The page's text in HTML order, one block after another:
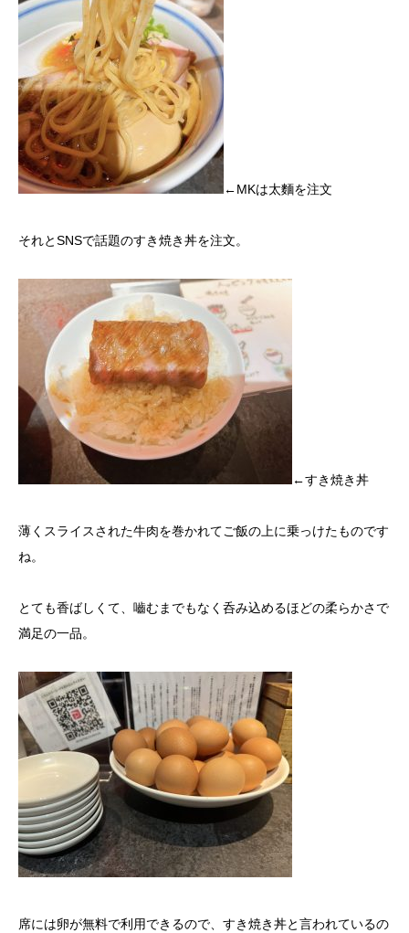
←MKは太麵を注文
それとSNSで話題のすき焼き丼を注文。
←すき焼き丼
薄くスライスされた牛肉を巻かれてご飯の上に乗っけたものです
ね。
とても香ばしくて、嚙むまでもなく呑み込めるほどの柔らかさで
満足の一品。
席には卵が無料で利用できるので、すき焼き丼と言われているの